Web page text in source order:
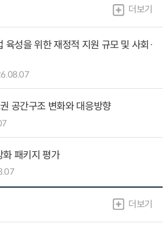
더보기
육성을 위한 재정적 지원 규모 및 사회·
공간구조 변화와 대응방향
패키지 평가
더보기